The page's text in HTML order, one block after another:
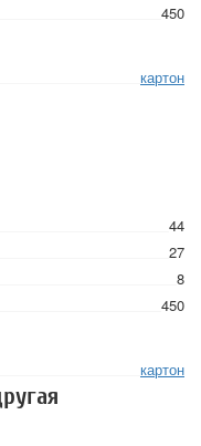
450
картон
44
27
8
450
картон